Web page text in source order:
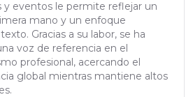
y eventos le permite reflejar un
mano y un enfoque
Gracias a su labor, se ha
voz de referencia en el
profesional, acercando el
global mientras mantiene altos